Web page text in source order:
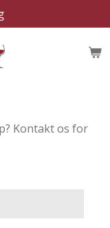
Kontakt os for